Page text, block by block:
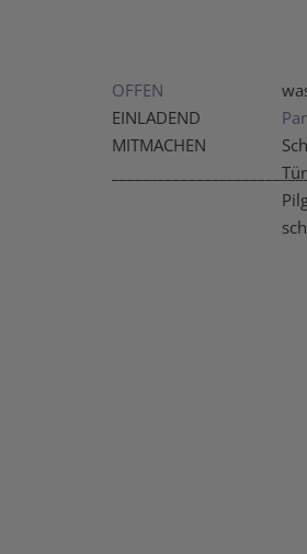
OFFEN
EINLADEND
MITMACHEN